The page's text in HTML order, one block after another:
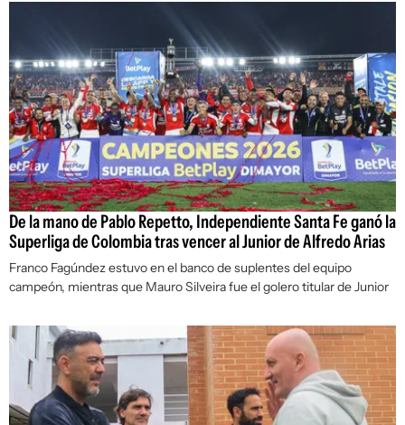
De la mano de Pablo Repetto, Independiente Santa Fe ganó la
Superliga de Colombia tras vencer al Junior de Alfredo Arias
Franco Fagúndez estuvo en el banco de suplentes del equipo
campeón, mientras que Mauro Silveira fue el golero titular de Junior